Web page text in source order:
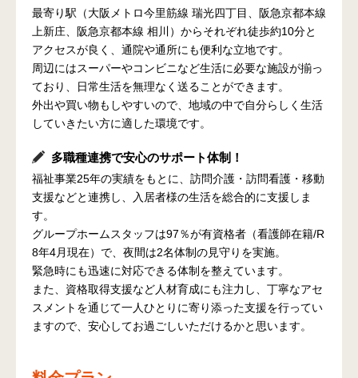
最寄り駅（大阪メトロ今里筋線 瑞光四丁目、阪急京都本線
上新庄、阪急京都本線 相川）からそれぞれ徒歩約10分と
アクセスが良く、通院や通所にも便利な立地です。
周辺にはスーパーやコンビニなど生活に必要な施設が揃っ
ており、日常生活を無理なく送ることができます。
外出や買い物もしやすいので、地域の中で自分らしく生活
していきたい方に適した環境です。
多職種連携で安心のサポート体制！
福祉事業25年の実績をもとに、訪問介護・訪問看護・移動
支援などと連携し、入居者様の生活を総合的に支援しま
す。
グループホームスタッフは97％が有資格者（看護師在籍/R
8年4月現在）で、夜間は2名体制の見守りを実施。
緊急時にも迅速に対応できる体制を整えています。
また、資格取得支援など人材育成にも注力し、丁寧なアセ
スメントを通じて一人ひとりに寄り添った支援を行ってい
ますので、安心してお過ごしいただけるかと思います。